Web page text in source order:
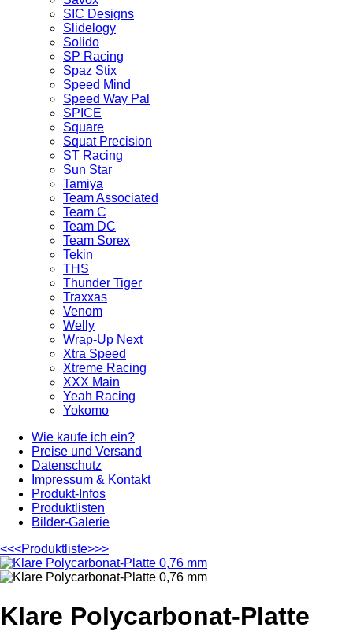
SIC Designs
Slidelogy
Solido
SP Racing
Spaz Stix
Speed Mind
Speed Way Pal
SPICE
Square
Squat Precision
ST Racing
Sun Star
Tamiya
Team Associated
Team C
Team DC
Team Sorex
Tekin
THS
Thunder Tiger
Traxxas
Venom
Welly
Wrap-Up Next
Xtra Speed
Xtreme Racing
XXX Main
Yeah Racing
Yokomo
Wie kaufe ich ein?
Preise und Versand
Datenschutz
Impressum & Kontakt
Produkt-Infos
Produktlisten
Bilder-Galerie
<<<Produktliste>>>
Klare Polycarbonat-Platte